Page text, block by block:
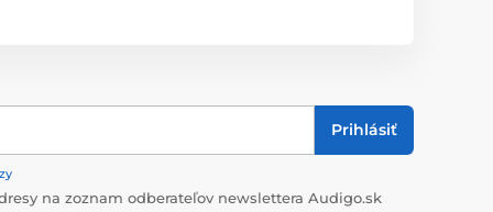
Prihlásiť
na zoznam odberateľov newslettera Audigo.sk